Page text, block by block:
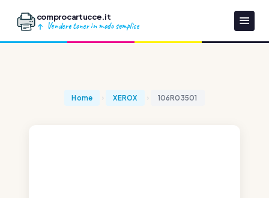
comprocartucce.it
Vendere toner in modo semplice
Home XEROX 106R03501